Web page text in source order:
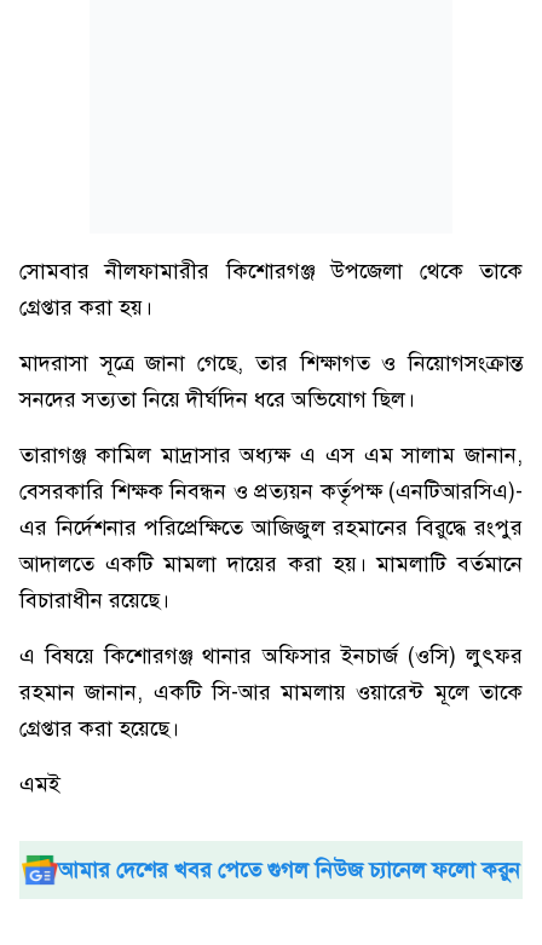
সোমবার নীলফামারীর কিশোরগঞ্জ উপজেলা থেকে তাকে
গ্রেপ্তার করা হয়।
মাদরাসা সূত্রে জানা গেছে, তার শিক্ষাগত ও নিয়োগসংক্রান্ত
সনদের সত্যতা নিয়ে দীর্ঘদিন ধরে অভিযোগ ছিল।
তারাগঞ্জ কামিল মাদ্রাসার অধ্যক্ষ এ এস এম সালাম জানান,
বেসরকারি শিক্ষক নিবন্ধন ও প্রত্যয়ন কর্তৃপক্ষ (এনটিআরসিএ)-
এর নির্দেশনার পরিপ্রেক্ষিতে আজিজুল রহমানের বিরুদ্ধে রংপুর
আদালতে একটি মামলা দায়ের করা হয়। মামলাটি বর্তমানে
বিচারাধীন রয়েছে।
এ বিষয়ে কিশোরগঞ্জ থানার অফিসার ইনচার্জ (ওসি) লুৎফর
রহমান জানান, একটি সি-আর মামলায় ওয়ারেন্ট মূলে তাকে
গ্রেপ্তার করা হয়েছে।
এমই
আমার দেশের খবর পেতে গুগল নিউজ চ্যানেল ফলো করুন